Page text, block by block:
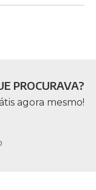
PROCURAVA?
agora mesmo!